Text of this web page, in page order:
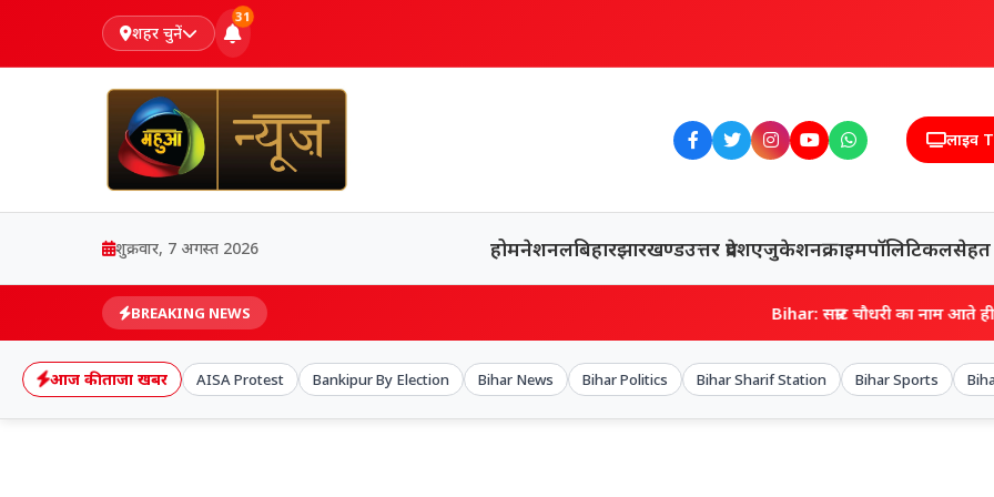
शहर चुनें
31
लाइव
शुक्रवार, 7 अगस्त 2026 होमनेशनलबिहारझारखण्डउत्तर प्रदेशएजुकेशनक्राइमपॉलिटिकलसेहत
BREAKING NEWS Bihar: सम्राट चौधरी का नाम आते ही बोले- मत
आज की ताजा खबर AISA Protest Bankipur By Election Bihar News Bihar Politics Bihar Sharif Station Bihar Sports